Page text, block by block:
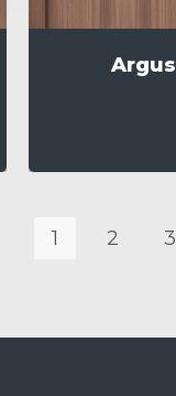
Argus
1 2 3